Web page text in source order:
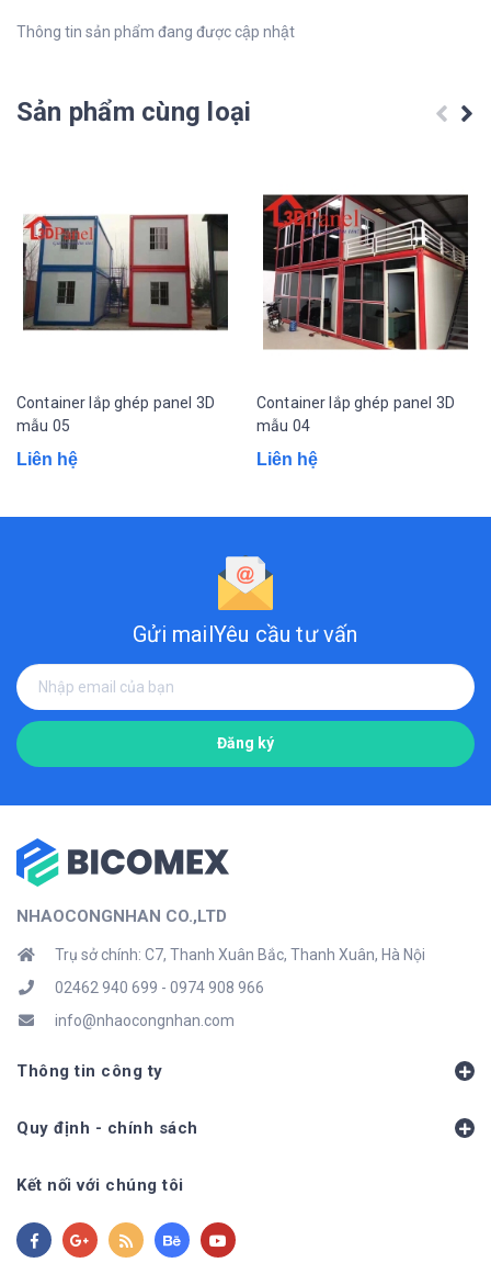
Thông tin sản phẩm đang được cập nhật
Sản phẩm cùng loại
Container lắp ghép panel 3D
mẫu 05
Liên hệ
Container lắp ghép panel 3D
mẫu 04
Liên hệ
Gửi mailYêu cầu tư vấn
Đăng ký
NHAOCONGNHAN CO.,LTD
Trụ sở chính: C7, Thanh Xuân Bắc, Thanh Xuân, Hà Nội
02462 940 699 - 0974 908 966
info@nhaocongnhan.com
Thông tin công ty
Quy định - chính sách
Kết nối với chúng tôi